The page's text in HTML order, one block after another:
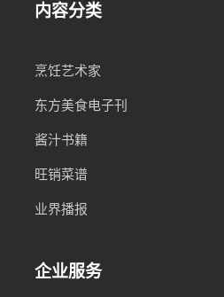
内容分类
烹饪艺术家
东方美食电子刊
酱汁书籍
旺销菜谱
业界播报
企业服务